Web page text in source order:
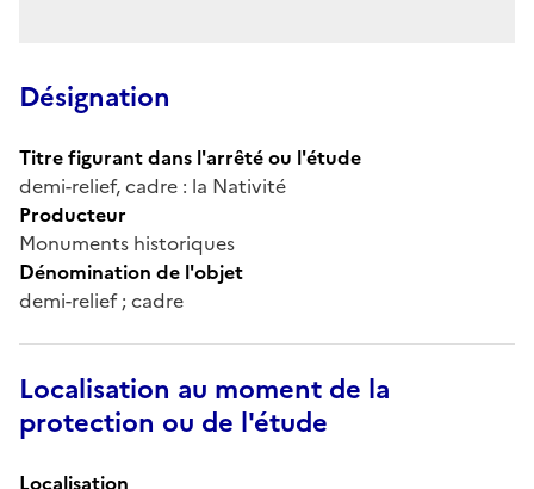
Désignation
Titre figurant dans l'arrêté ou l'étude
demi-relief, cadre : la Nativité
Producteur
Monuments historiques
Dénomination de l'objet
demi-relief ; cadre
Localisation au moment de la
protection ou de l'étude
Localisation